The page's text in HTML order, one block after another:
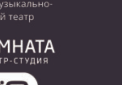
со всеми давно
шляпником, Гусеницей,
другими героями этой
что все эти увлекательные